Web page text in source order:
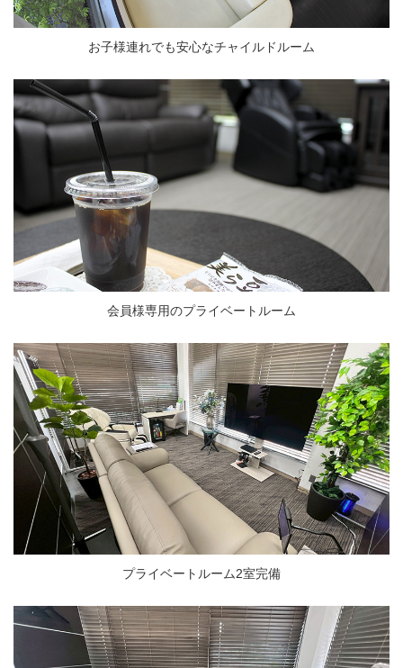
お子様連れでも安心なチャイルドルーム
会員様専用のプライベートルーム
プライベートルーム2室完備